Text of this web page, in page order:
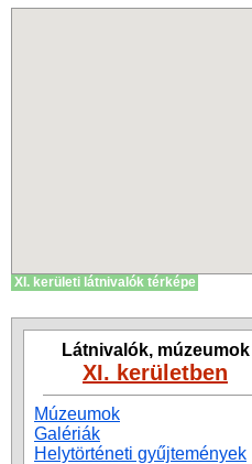
XI. kerületi látnivalók térképe
Látnivalók, múzeumok
XI. kerületben
Múzeumok
Galériák
Helytörténeti gyűjtemények